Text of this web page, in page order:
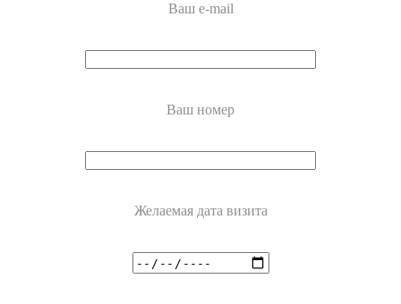
Ваш e-mail
Ваш номер
Желаемая дата визита